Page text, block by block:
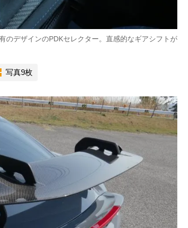
のデザインのPDKセレクター。直感的なギアシフトが
写真9枚